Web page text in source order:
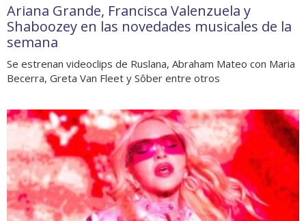
Ariana Grande, Francisca Valenzuela y
Shaboozey en las novedades musicales de la
semana
Se estrenan videoclips de Ruslana, Abraham Mateo con Maria
Becerra, Greta Van Fleet y Sôber entre otros